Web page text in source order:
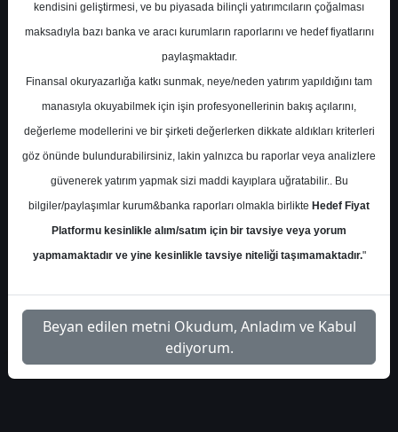
Halk Yatırım Biotrend için hedef fiyatını
27,70 TL'den 22,30 TL'ye düşürdü, tavsiyesini
'TUT' olarak korudu
Perşembe, 26 Eylül 2024 00:00
S.No Dosya Adı İndir
1
halk-yatirim-bioen-hedef-
fiyat-449388
Dosyayı İndir
kendisini geliştirmesi, ve bu piyasada bilinçli yatırımcıların çoğalması
maksadıyla bazı banka ve aracı kurumların raporlarını ve hedef fiyatlarını
paylaşmaktadır.
Finansal okuryazarlığa katkı sunmak, neye/neden yatırım yapıldığını tam
manasıyla okuyabilmek için işin profesyonellerinin bakış açılarını,
değerleme modellerini ve bir şirketi değerlerken dikkate aldıkları kriterleri
göz önünde bulundurabilirsiniz, lakin yalnızca bu raporlar veya analizlere
güvenerek yatırım yapmak sizi maddi kayıplara uğratabilir.. Bu
bilgiler/paylaşımlar kurum&banka raporları olmakla birlikte Hedef Fiyat
Platformu kesinlikle alım/satım için bir tavsiye veya yorum
yapmamaktadır ve yine kesinlikle tavsiye niteliği taşımamaktadır."
Beyan edilen metni Okudum, Anladım ve Kabul
ediyorum.